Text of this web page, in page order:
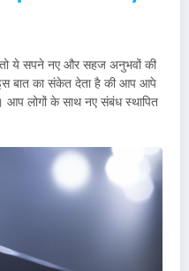
ये सपने नए और सहज अनुभवों की
बात का संकेत देता है की आप आपे
आप लोगों के साथ नए संबंध स्थापित